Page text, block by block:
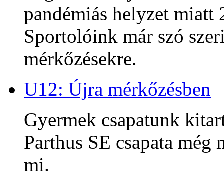
pandémiás helyzet
Sportolóink már szó
mérkőzésekre.
U12: Újra mérkőzésben
Gyermek csapatunk
Parthus SE csapata
mi.